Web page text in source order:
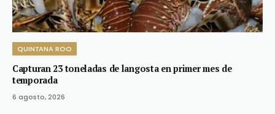
QUINTANA ROO
Capturan 23 toneladas de langosta en primer mes de
temporada
6 agosto, 2026